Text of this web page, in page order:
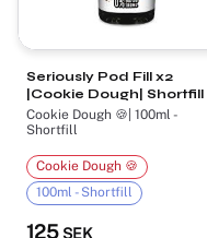
Seriously Pod Fill x2
|Cookie Dough| Shortfill
Cookie Dough 🍪| 100ml -
Shortfill
125 SEK
Cookie Dough 🍪
100ml - Shortfill